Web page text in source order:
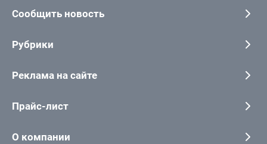
Сообщить новость
Рубрики
Реклама на сайте
Прайс-лист
О компании